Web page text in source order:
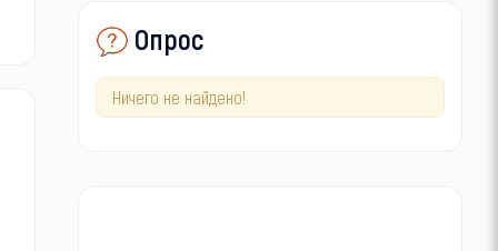
Опрос
Ничего не найдено!